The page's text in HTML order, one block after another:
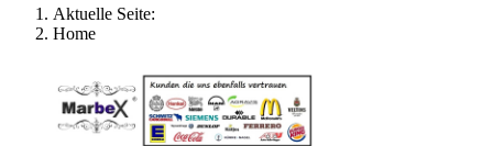
Aktuelle Seite:
Home